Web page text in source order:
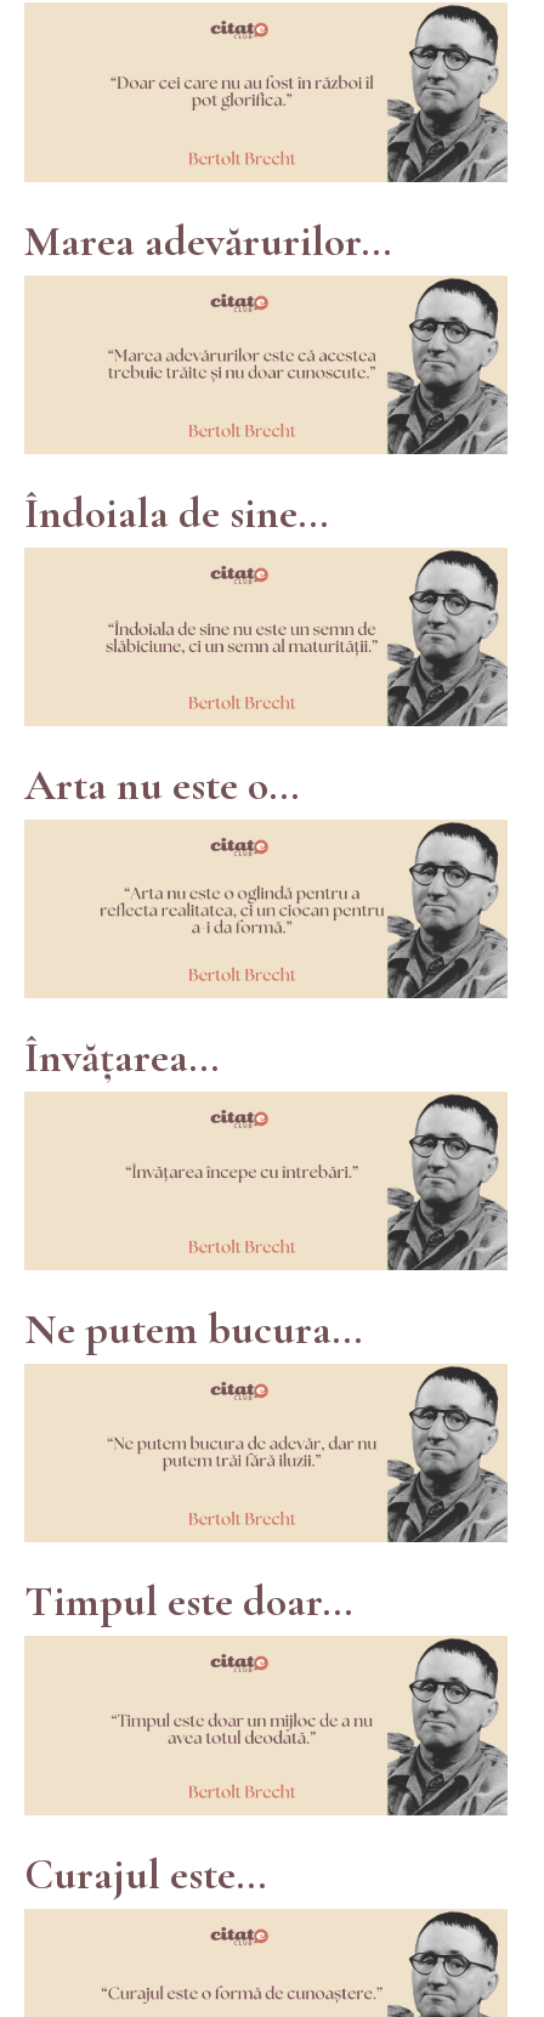
Marea adevărurilor...
Îndoiala de sine...
Arta nu este o...
Învățarea...
Ne putem bucura...
Timpul este doar...
Curajul este...